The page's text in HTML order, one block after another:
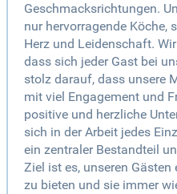
Geschmacksrichtungen.
nur hervorragende Köche,
Herz und Leidenschaft.
dass sich jeder Gast bei
stolz darauf, dass unsere
mit viel Engagement und
positive und herzliche
sich in der Arbeit jedes
ein zentraler Bestandteil
Ziel ist es, unseren
zu bieten und sie immer